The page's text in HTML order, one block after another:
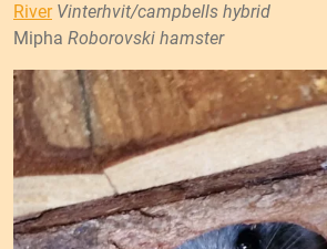
River Vinterhvit/campbells hybrid
Mipha Roborovski hamster